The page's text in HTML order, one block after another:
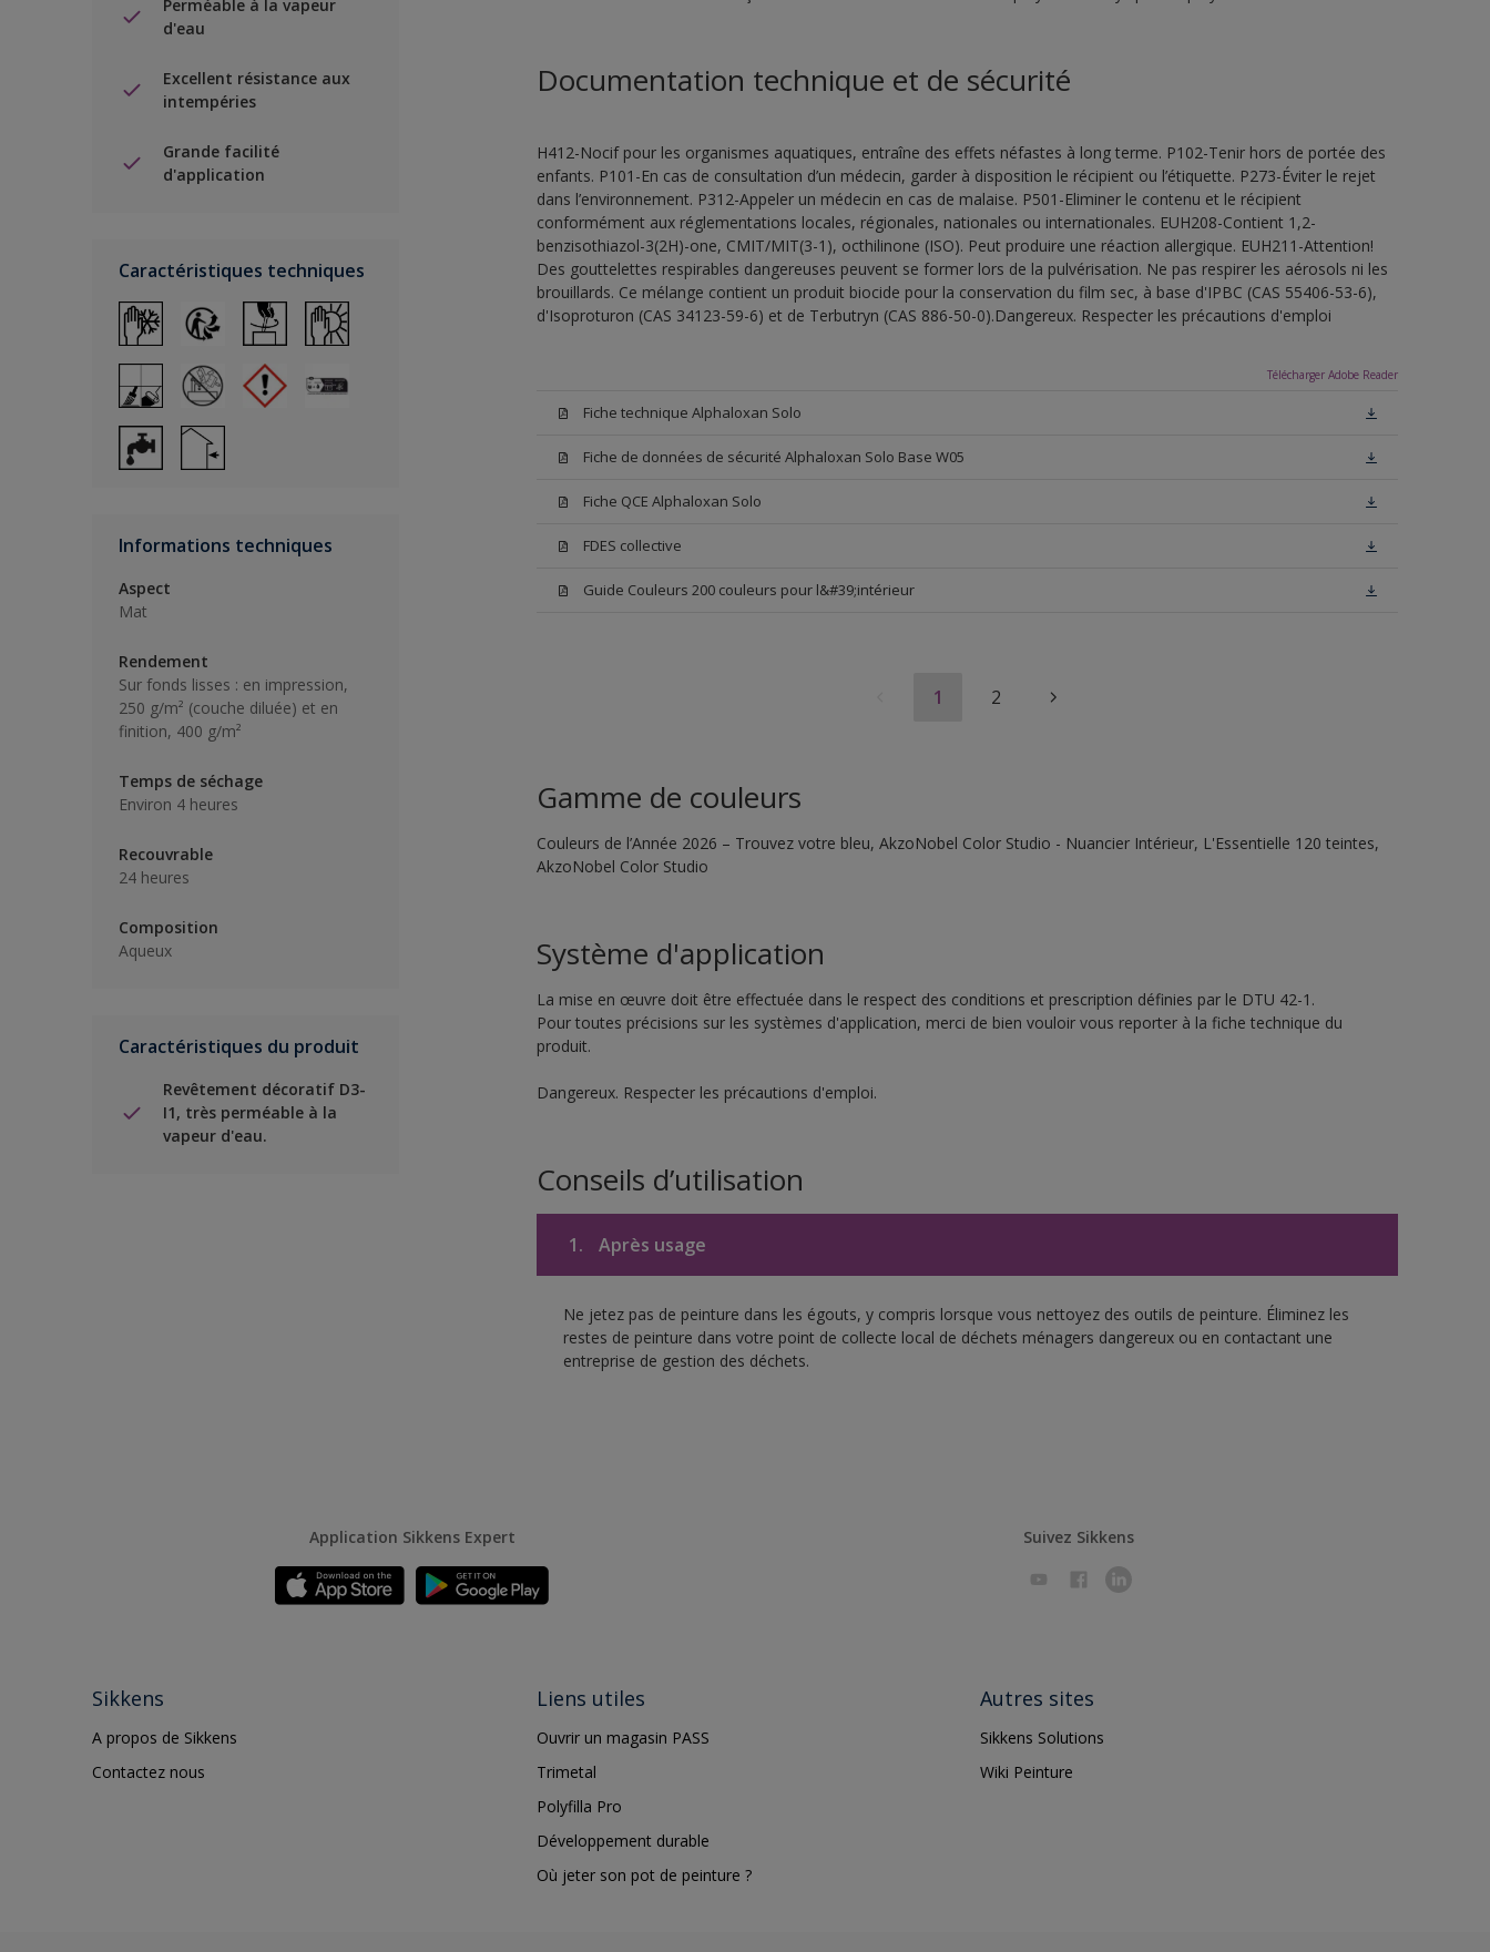
Perméable à la vapeur
d'eau
Excellent résistance aux
intempéries
Grande facilité
d'application
Caractéristiques techniques
Informations techniques
Aspect
Mat
Rendement
Sur fonds lisses : en impression,
250 g/m² (couche diluée) et en
finition, 400 g/m²
Temps de séchage
Environ 4 heures
Recouvrable
24 heures
Composition
Aqueux
Caractéristiques du produit
Revêtement décoratif D3-
I1, très perméable à la
vapeur d'eau.
Documentation technique et de sécurité
H412-Nocif pour les organismes aquatiques, entraîne des effets néfastes à long terme. P102-Tenir hors de portée des
enfants. P101-En cas de consultation d’un médecin, garder à disposition le récipient ou l’étiquette. P273-Éviter le rejet
dans l’environnement. P312-Appeler un médecin en cas de malaise. P501-Eliminer le contenu et le récipient
conformément aux réglementations locales, régionales, nationales ou internationales. EUH208-Contient 1,2-
benzisothiazol-3(2H)-one, CMIT/MIT(3-1), octhilinone (ISO). Peut produire une réaction allergique. EUH211-Attention!
Des gouttelettes respirables dangereuses peuvent se former lors de la pulvérisation. Ne pas respirer les aérosols ni les
brouillards. Ce mélange contient un produit biocide pour la conservation du film sec, à base d'IPBC (CAS 55406-53-6),
d'Isoproturon (CAS 34123-59-6) et de Terbutryn (CAS 886-50-0).Dangereux. Respecter les précautions d'emploi
Télécharger Adobe Reader
Fiche technique Alphaloxan Solo
Fiche de données de sécurité Alphaloxan Solo Base W05
Fiche QCE Alphaloxan Solo
FDES collective
Guide Couleurs 200 couleurs pour l&#39;intérieur
1 2
Gamme de couleurs
Couleurs de l’Année 2026 – Trouvez votre bleu, AkzoNobel Color Studio - Nuancier Intérieur, L'Essentielle 120 teintes,
AkzoNobel Color Studio
Système d'application
La mise en œuvre doit être effectuée dans le respect des conditions et prescription définies par le DTU 42-1.
Pour toutes précisions sur les systèmes d'application, merci de bien vouloir vous reporter à la fiche technique du
produit.
Dangereux. Respecter les précautions d'emploi.
Conseils d’utilisation
1. Après usage
Ne jetez pas de peinture dans les égouts, y compris lorsque vous nettoyez des outils de peinture. Éliminez les
restes de peinture dans votre point de collecte local de déchets ménagers dangereux ou en contactant une
entreprise de gestion des déchets.
Application Sikkens Expert Suivez Sikkens
Sikkens
A propos de Sikkens
Contactez nous
Liens utiles
Ouvrir un magasin PASS
Trimetal
Polyfilla Pro
Développement durable
Où jeter son pot de peinture ?
Autres sites
Sikkens Solutions
Wiki Peinture